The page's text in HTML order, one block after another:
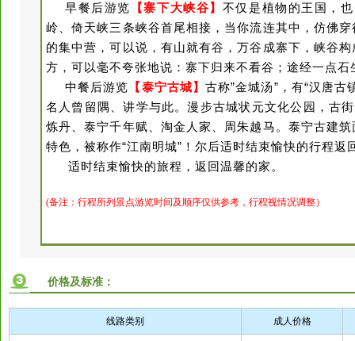
早餐后游览 【寨下大峡谷】 不仅是植物的王国，
岭、倚天峡三条峡谷首尾相接，当你流连其中，仿佛
的集中营，可以说，有山就有谷，万谷成寨下，峡谷
方，可以毫不夸张地说：寨下归来不看谷；途经一点
中餐后游览 【泰宁古城】古称”金城汤”，有“汉唐
名人曾留隅、讲学与此。漫步古城状元文化公园，古
炼丹、泰宁千年赋、淘金人家、周朱越马。泰宁古建
特色，被称作“江南明城”！尔后适时结束愉快的行程返
适时结束愉快的旅程，返回温馨的家。
(备注：行程所列景点游览时间及顺序仅供参考，行程视情况调整）
价格及标准：
线路类别 成人价格